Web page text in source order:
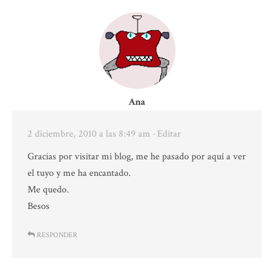
Ana
2 diciembre, 2010 a las 8:49 am · Editar
Gracias por visitar mi blog, me he pasado por aquí a ver
el tuyo y me ha encantado.
Me quedo.
Besos
RESPONDER